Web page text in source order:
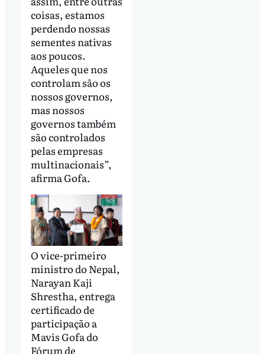
coisas, estamos
perdendo nossas
sementes nativas
aos poucos.
Aqueles que nos
controlam são os
nossos governos,
mas nossos
governos também
são controlados
pelas empresas
multinacionais”,
afirma Gofa.
O vice-primeiro
ministro do Nepal,
Narayan Kaji
Shrestha, entrega
certificado de
participação a
Mavis Gofa do
Fórum de